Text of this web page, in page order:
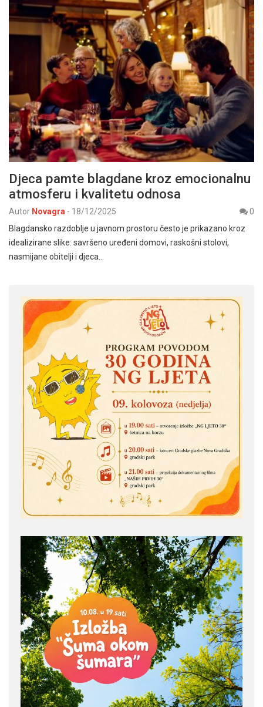
Djeca pamte blagdane kroz emocionalnu
atmosferu i kvalitetu odnosa
Autor Novagra - 18/12/2025
0
Blagdansko razdoblje u javnom prostoru često je prikazano kroz
idealizirane slike: savršeno uređeni domovi, raskošni stolovi,
nasmijane obitelji i djeca…